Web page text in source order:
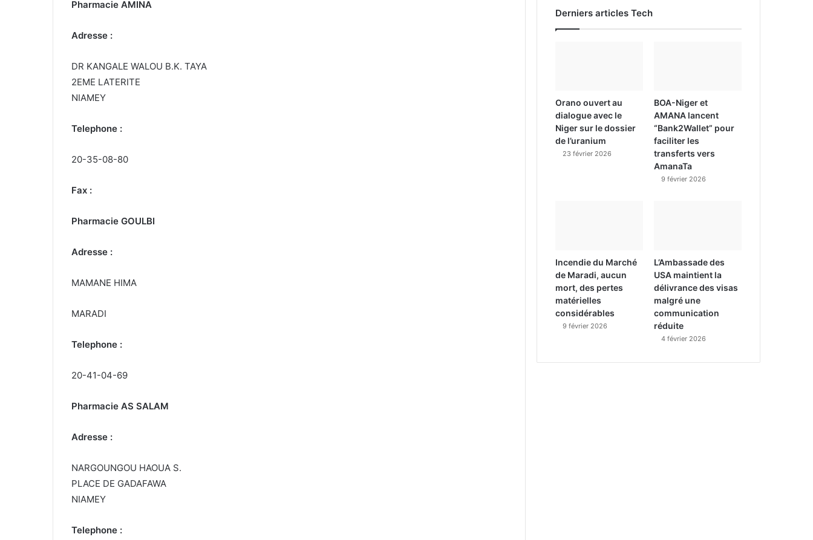
Pharmacie AMINA
Adresse :
DR KANGALE WALOU B.K. TAYA
2EME LATERITE
NIAMEY
Telephone :
20-35-08-80
Fax :
Pharmacie GOULBI
Adresse :
MAMANE HIMA
MARADI
Telephone :
20-41-04-69
Pharmacie AS SALAM
Adresse :
NARGOUNGOU HAOUA S.
PLACE DE GADAFAWA
NIAMEY
Telephone :
Derniers articles Tech
Orano ouvert au
dialogue avec le
Niger sur le dossier
de l’uranium
23 février 2026
BOA-Niger et
AMANA lancent
“Bank2Wallet” pour
faciliter les
transferts vers
AmanaTa
9 février 2026
Incendie du Marché
de Maradi, aucun
mort, des pertes
matérielles
considérables
9 février 2026
L’Ambassade des
USA maintient la
délivrance des visas
malgré une
communication
réduite
4 février 2026